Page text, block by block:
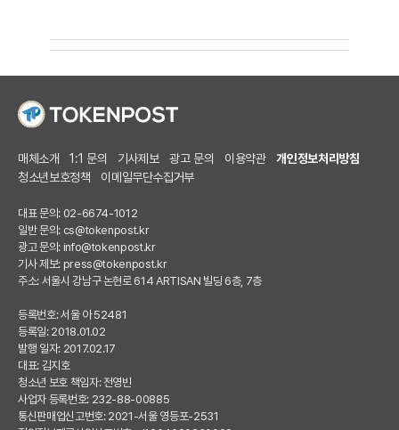
매체소개 1:1 문의 기사제보 광고 문의 이용약관
개인정보처리방침
청소년보호정책
이메일무단수집거부
대표 문의: 02-6674-1012
일반 문의: cs@tokenpost.kr
광고 문의: info@tokenpost.kr
기사 제보: press@tokenpost.kr
주소: 서울시 강남구 논현로 614 ARTISAN 빌딩 6층, 7층
등록번호: 서울 아 52481
등록일: 2018.01.02
발행 일자: 2017.02.17
대표: 김지호
청소년 보호 책임자: 전영빈
사업자 등록번호: 232-88-00885
통신판매업신고번호: 2021-서울 영등포-2531